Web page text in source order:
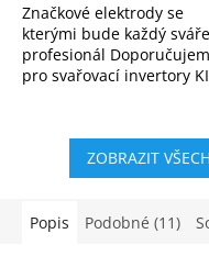
Značkové elektrody se
kterými bude každý
profesionál
pro svařovací invertory
ZOBRAZIT
Popis Podobné (11)